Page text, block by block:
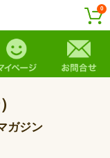
0
ガジン